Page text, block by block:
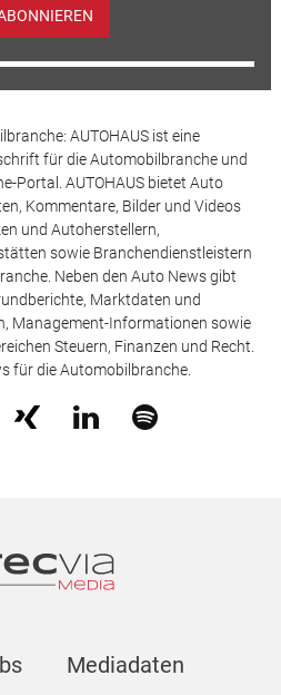
AUTOHAUS ist eine
für die Automobilbranche und
Portal. AUTOHAUS bietet Auto
Kommentare, Bilder und Videos
und Autoherstellern,
sowie Branchendienstleistern
Neben den Auto News gibt
Marktdaten und
Management-Informationen sowie
Steuern, Finanzen und Recht.
für die Automobilbranche.
Mediadaten